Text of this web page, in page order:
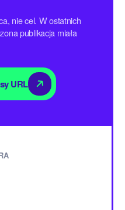
nie cel. W ostatnich
publikacja miała
URL